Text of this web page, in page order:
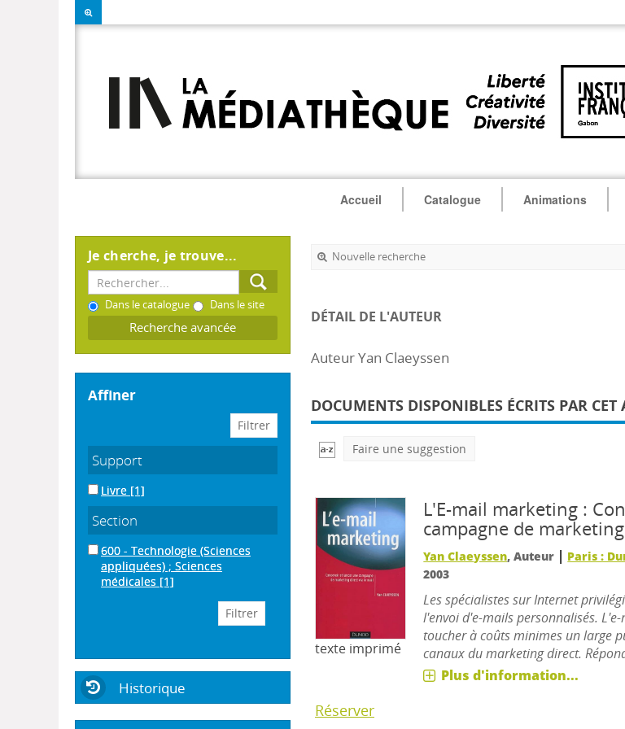
Accueil Catalogue Animations
Je cherche, je trouve...
Dans le catalogue Dans le site
Recherche avancée
affiner
Support
Livre [1]
Section
600 - Technologie (Sciences
appliquées) ; Sciences
médicales [1]
Historique
Nouvelle recherche
DÉTAIL DE L'AUTEUR
Auteur Yan Claeyssen
DOCUMENTS DISPONIBLES ÉCRITS PAR CET
Faire une suggestion
texte imprimé
L'E-mail marketing :
campagne de
Yan Claeyssen, Auteur | Paris :
2003
Les spécialistes sur Internet
l'envoi d'e-mails personnalisés.
toucher à coûts minimes un large
canaux du marketing direct.
Plus d'information...
Réserver